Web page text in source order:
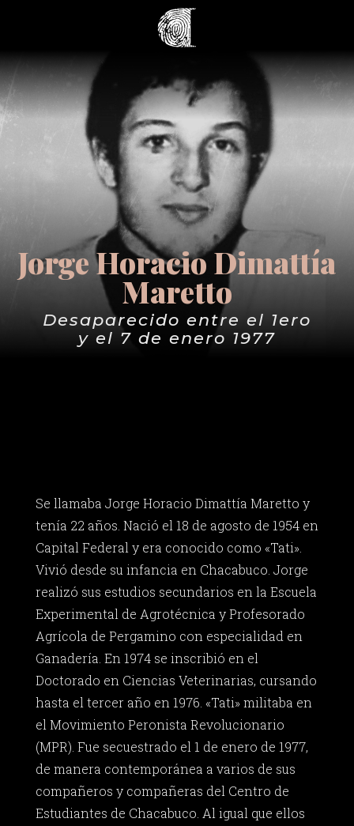
Jorge Horacio Dimattía
Maretto
Desaparecido entre el 1ero
y el 7 de enero 1977
Se llamaba Jorge Horacio Dimattía Maretto y
tenía 22 años. Nació el 18 de agosto de 1954 en
Capital Federal y era conocido como «Tati».
Vivió desde su infancia en Chacabuco. Jorge
realizó sus estudios secundarios en la Escuela
Experimental de Agrotécnica y Profesorado
Agrícola de Pergamino con especialidad en
Ganadería. En 1974 se inscribió en el
Doctorado en Ciencias Veterinarias, cursando
hasta el tercer año en 1976. «Tati» militaba en
el Movimiento Peronista Revolucionario
(MPR). Fue secuestrado el 1 de enero de 1977,
de manera contemporánea a varios de sus
compañeros y compañeras del Centro de
Estudiantes de Chacabuco. Al igual que ellos